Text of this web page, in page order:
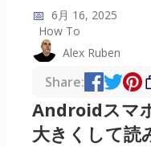
📅 6月 16, 2025
How To
Alex Ruben
Share:
Androidスマ
大きくして読